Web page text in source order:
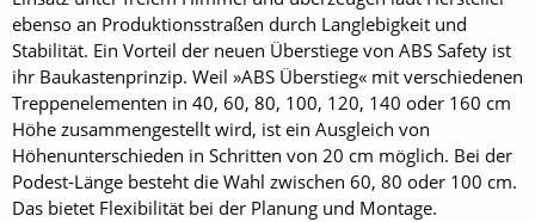
ebenso an Produktionsstraßen durch Langlebigkeit und
Stabilität. Ein Vorteil der neuen Überstiege von ABS Safety ist
ihr Baukastenprinzip. Weil »ABS Überstieg« mit verschiedenen
Treppenelementen in 40, 60, 80, 100, 120, 140 oder 160 cm
Höhe zusammengestellt wird, ist ein Ausgleich von
Höhenunterschieden in Schritten von 20 cm möglich. Bei der
Podest-Länge besteht die Wahl zwischen 60, 80 oder 100 cm.
Das bietet Flexibilität bei der Planung und Montage.